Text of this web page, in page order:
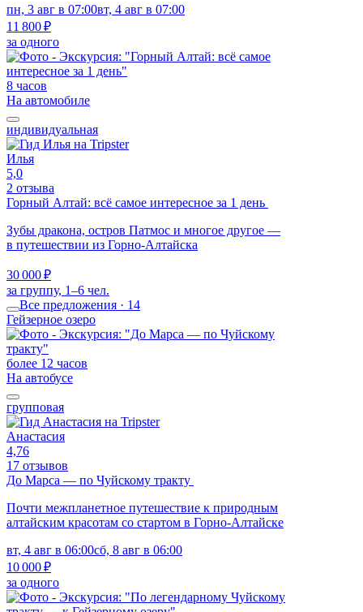
пн, 3 авг в 07:00вт, 4 авг в 07:00
11 800 ₽
за одного
8 часов
На автомобиле
индивидуальная
Илья
5,0
2 отзыва
Горный Алтай: всё самое интересное за 1 день
Зубы дракона, остров Патмос и многое другое —
в путешествии из Горно-Алтайска
30 000 ₽
за группу, 1–6 чел.
Все предложения · 14
Гейзерное озеро
более 12 часов
На автобусе
групповая
Анастасия
4,76
17 отзывов
До Марса — по Чуйскому тракту
Почти межпланетное путешествие к природным
алтайским красотам со стартом в Горно-Алтайске
вт, 4 авг в 06:00сб, 8 авг в 06:00
10 000 ₽
за одного